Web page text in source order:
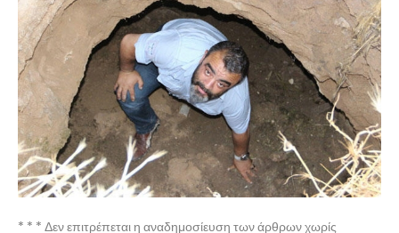
* * * Δεν επιτρέπεται η αναδημοσίευση των άρθρων χωρίς